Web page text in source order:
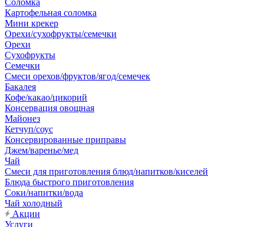
Соломка
Картофельная соломка
Мини крекер
Орехи/сухофрукты/семечки
Орехи
Сухофрукты
Семечки
Смеси орехов/фруктов/ягод/семечек
Бакалея
Кофе/какао/цикорий
Консервация овощная
Майонез
Кетчуп/соус
Консервированные приправы
Джем/варенье/мед
Чай
Смеси для приготовления блюд/напитков/киселей
Блюда быстрого приготовления
Соки/напитки/вода
Чай холодный
Акции
Услуги